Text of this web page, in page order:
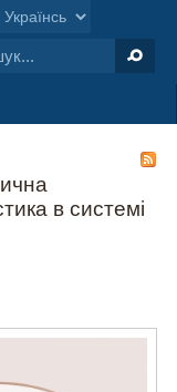
в системі